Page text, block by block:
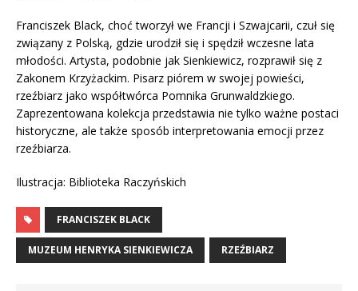
Franciszek Black, choć tworzył we Francji i Szwajcarii, czuł się
związany z Polską, gdzie urodził się i spędził wczesne lata
młodości. Artysta, podobnie jak Sienkiewicz, rozprawił się z
Zakonem Krzyżackim. Pisarz piórem w swojej powieści,
rzeźbiarz jako współtwórca Pomnika Grunwaldzkiego.
Zaprezentowana kolekcja przedstawia nie tylko ważne postaci
historyczne, ale także sposób interpretowania emocji przez
rzeźbiarza.
Ilustracja: Biblioteka Raczyńskich
FRANCISZEK BLACK
MUZEUM HENRYKA SIENKIEWICZA RZEŹBIARZ